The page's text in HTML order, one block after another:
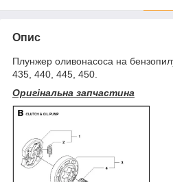
Опис
Плунжер оливонасоса на
435, 440, 445, 450.
Оригінальна запчастина